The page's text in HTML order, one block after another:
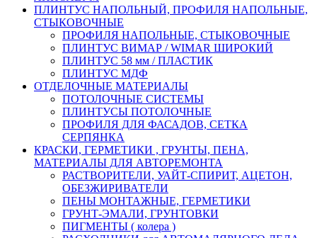
ПЛИНТУС НАПОЛЬНЫЙ, ПРОФИЛЯ НАПОЛЬНЫЕ,
СТЫКОВОЧНЫЕ
ПРОФИЛЯ НАПОЛЬНЫЕ, СТЫКОВОЧНЫЕ
ПЛИНТУС ВИМАР / WIMAR ШИРОКИЙ
ПЛИНТУС 58 мм / ПЛАСТИК
ПЛИНТУС МДФ
ОТДЕЛОЧНЫЕ МАТЕРИАЛЫ
ПОТОЛОЧНЫЕ СИСТЕМЫ
ПЛИНТУСЫ ПОТОЛОЧНЫЕ
ПРОФИЛЯ ДЛЯ ФАСАДОВ, СЕТКА
СЕРПЯНКА
КРАСКИ, ГЕРМЕТИКИ , ГРУНТЫ, ПЕНА,
МАТЕРИАЛЫ ДЛЯ АВТОРЕМОНТА
РАСТВОРИТЕЛИ, УАЙТ-СПИРИТ, АЦЕТОН,
ОБЕЗЖИРИВАТЕЛИ
ПЕНЫ МОНТАЖНЫЕ, ГЕРМЕТИКИ
ГРУНТ-ЭМАЛИ, ГРУНТОВКИ
ПИГМЕНТЫ ( колера )